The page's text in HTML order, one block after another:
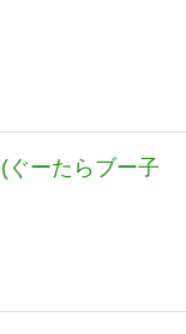
ぐーたらブー子